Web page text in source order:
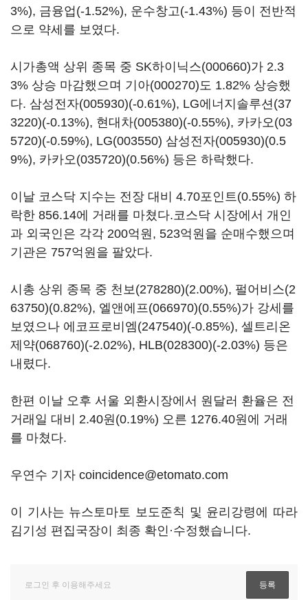
3%), 금융업(-1.52%), 운수창고(-1.43%) 등이 전반적
으로 약세를 보였다.
시가총액 상위 종목 중 SK하이닉스(000660)가 2.3
3% 상승 마감했으며 기아(000270)도 1.82% 상승했
다. 삼성전자(005930)(-0.61%), LG에너지솔루션(37
3220)(-0.13%), 현대차(005380)(-0.55%), 카카오(03
5720)(-0.59%), LG(003550) 삼성전자(005930)(0.5
9%), 카카오(035720)(0.56%) 등은 하락했다.
이날 코스닥 지수는 전장 대비 4.70포인트(0.55%) 하
락한 856.14에 거래를 마쳤다.코스닥 시장에서 개인
과 외국인은 각각 200억원, 523억원을 순매수했으며
기관은 757억원을 팔았다.
시총 상위 종목 중 천보(278280)(2.00%), 펄어비스(2
63750)(0.82%), 엘앤에프(066970)(0.55%)가 강세를
보였으나 에코프로비엠(247540)(-0.85%), 셀트리온
제약(068760)(-2.02%), HLB(028300)(-2.03%) 등은
내렸다.
한편 이날 오후 서울 외환시장에서 원달러 환율은 전
거래일 대비 2.40원(0.19%) 오른 1276.40원에 거래
를 마쳤다.
우연수 기자 coincidence@etomato.com
이 기사는 뉴스토마토 보도준칙 및 윤리강령에 따라
김기성 편집국장이 최종 확인·수정했습니다.